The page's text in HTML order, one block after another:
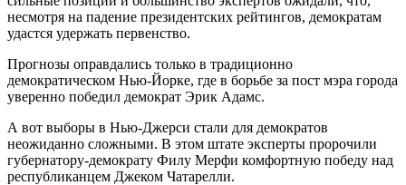
несмотря на падение президентских рейтингов, демократам
удастся удержать первенство.
Прогнозы оправдались только в традиционно
демократическом Нью-Йорке, где в борьбе за пост мэра города
уверенно победил демократ Эрик Адамс.
А вот выборы в Нью-Джерси стали для демократов
неожиданно сложными. В этом штате эксперты пророчили
губернатору-демократу Филу Мерфи комфортную победу над
республиканцем Джеком Чатарелли.